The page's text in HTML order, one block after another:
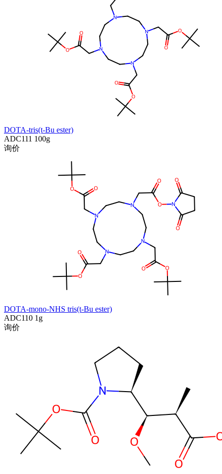
DOTA-tris(t-Bu ester)
ADC111 100g
询价
DOTA-mono-NHS tris(t-Bu ester)
ADC110 1g
询价